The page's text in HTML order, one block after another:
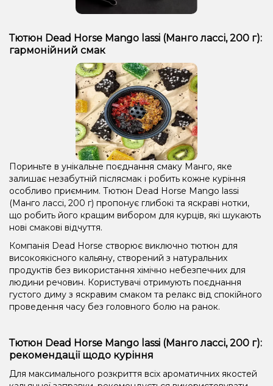
Тютюн Dead Horse Mango lassi (Манго лассі, 200 г):
гармонійний смак
Пориньте в унікальне поєднання смаку Манго, яке
залишає незабутній післясмак і робить кожне куріння
особливо приємним. Тютюн Dead Horse Mango lassi
(Манго лассі, 200 г) пропонує глибокі та яскраві нотки,
що робить його кращим вибором для курців, які шукають
нові смакові відчуття.
Компанія Dead Horse створює виключно тютюн для
високоякісного кальяну, створений з натуральних
продуктів без використання хімічно небезпечних для
людини речовин. Користувачі отримують поєднання
густого диму з яскравим смаком та релакс від спокійного
проведення часу без головного болю на ранок.
Тютюн Dead Horse Mango lassi (Манго лассі, 200 г):
рекомендації щодо куріння
Для максимального розкриття всіх ароматичних якостей